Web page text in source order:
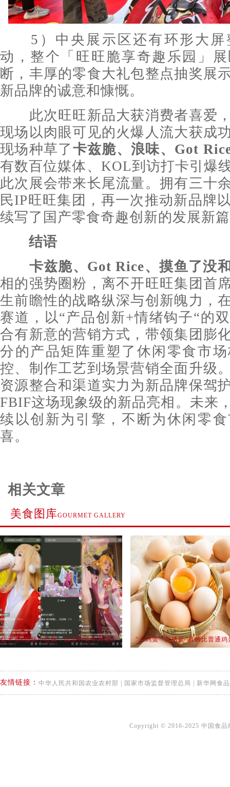
5）中央展示区还有环形大屏
动，整个「旺旺脆享奇趣乐园」
断，丰厚的零食大礼包整点抽奖展
新品牌的诚意和慷慨。
此次旺旺新品大获消费者喜爱
现场以肉眼可见的火爆人流大获成
现场种草了 卡兹脆、浪味、Got
有数百位媒体、KOL到访打卡引爆
此次展会带来长尾流量。拥有三十
民IP旺旺集团，再一次推动新品牌
续写了国产零食奇趣创新的发展新
结语
卡兹脆、 Got Rice、摸鱼了没
相的强势圈粉，离不开旺旺集团首
生前瞻性的战略纵深与创新魄力，
赛道，以“产品创新+情绪钩子“的
合有新意的营销方式，带领集团膨
分的产品矩阵重塑了休闲零食市
控、制作工艺到场景营销全面升级
资源整合和渠道实力为新品牌保驾
FBIF这场现象级的新品亮相。未来
续以创新为引擎，不断为休闲零
喜。
相关文章
美食图库GOURMET GALLERY
益禾堂x狐妖小红娘：以东方美学对话Z... “土鸡蛋”“富硒蛋”真的比普通
友情链接： 中华人民共和国农业农村部 | 国家市场监督管理总局 | 新华网食品
Copyright © 2016-2025 中国食